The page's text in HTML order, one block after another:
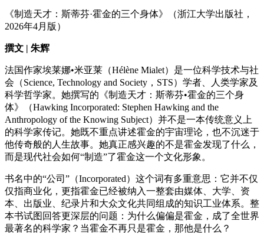
《制造天才：斯蒂芬·霍金的三个身体》（浙江大学出版社，
2026年4月版）
撰文 | 朱辉
法国作家埃莱娜•米亚莱（Hélène Mialet）是一位科学技术与社
会（Science, Technology and Society，STS）学者、人类学家及
科学哲学家。她撰写的《制造天才：斯蒂芬•霍金的三个身
体》（Hawking Incorporated: Stephen Hawking and the
Anthropology of the Knowing Subject）并不是一本传统意义上
的科学家传记。她既不重点讲述霍金的宇宙理论，也不沉迷于
他传奇般的人生故事。她真正感兴趣的不是霍金发现了什么，
而是现代社会如何“制造”了霍金这一个文化形象。
书名中的“公司”（Incorporated）这个词有多重意思：它并不仅
仅指商业化，更指霍金已经被纳入一整套由媒体、大学、资
本、出版业、纪录片和大众文化共同组成的知识工业体系。整
本书试图回答更深层的问题：为什么偏偏是霍金，成了全世界
最著名的科学家？当霍金不再只是霍金，那他是什么？